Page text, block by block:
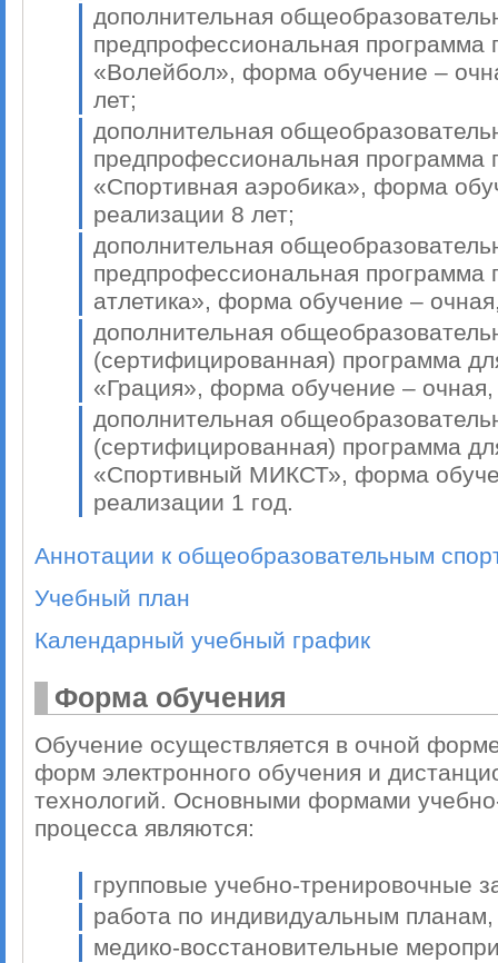
дополнительная
предпрофессиональная программа
«Волейбол», форма обучение –
лет;
дополнительная
предпрофессиональная программа
«Спортивная аэробика», форма
реализации 8 лет;
дополнительная
предпрофессиональная программа
атлетика», форма обучение –
дополнительная
(сертифицированная) программа
«Грация», форма обучение –
дополнительная
(сертифицированная) программа
«Спортивный МИКСТ», форма
реализации 1 год.
Аннотации к общеобразовательным
Учебный план
Календарный учебный график
Форма обучения
Обучение осуществляется в очной
форм электронного обучения и
технологий. Основными формами
процесса являются:
групповые учебно-тренировочные
работа по индивидуальным планам,
медико-восстановительные